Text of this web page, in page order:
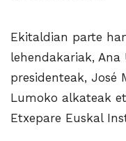
Ekitaldian parte
lehendakariak,
presidenteak, José
Lumoko alkateak
Etxepare Euskal